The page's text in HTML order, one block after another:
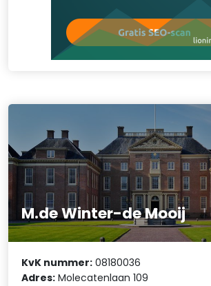
M.de Winter-de Mooij
KvK nummer: 08180036
Adres: Molecatenlaan 109